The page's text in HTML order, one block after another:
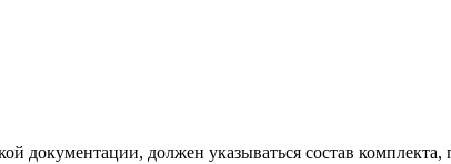
документации, должен указываться состав комплекта,